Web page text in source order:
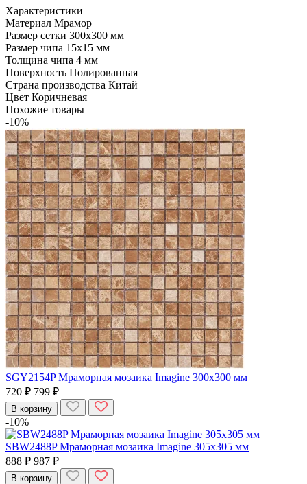
Характеристики
Материал Мрамор
Размер сетки 300x300 мм
Размер чипа 15x15 мм
Толщина чипа 4 мм
Поверхность Полированная
Страна производства Китай
Цвет Коричневая
Похожие товары
-10%
SGY2154P Мраморная мозаика Imagine 300x300 мм
720 ₽ 799 ₽
В корзину
-10%
SBW2488P Мраморная мозаика Imagine 305x305 мм
888 ₽ 987 ₽
В корзину